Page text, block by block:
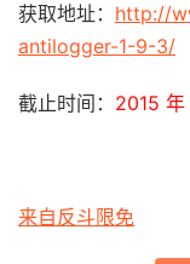
获取地址： http://
antilogger-1-9-3/
截止时间： 2015
来自反斗限免